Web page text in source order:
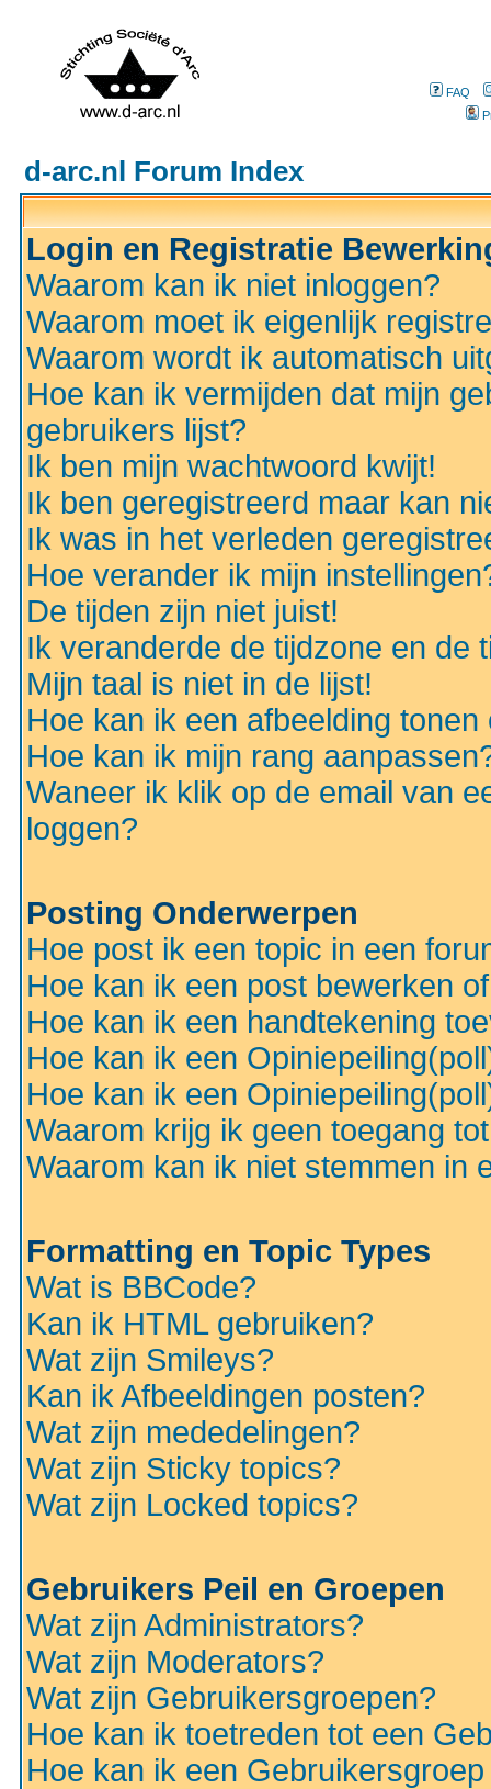
FAQ
d-arc.nl Forum Index
Login en Registratie
Waarom kan ik niet inloggen?
Waarom moet ik eigenlijk
Waarom wordt ik automatisch
Hoe kan ik vermijden dat mijn
gebruikers lijst?
Ik ben mijn wachtwoord kwijt!
Ik ben geregistreerd maar kan
Ik was in het verleden
Hoe verander ik mijn
De tijden zijn niet juist!
Ik veranderde de tijdzone en de
Mijn taal is niet in de lijst!
Hoe kan ik een afbeelding
Hoe kan ik mijn rang
Waneer ik klik op de email van
loggen?
Posting Onderwerpen
Hoe post ik een topic in een
Hoe kan ik een post bewerken
Hoe kan ik een handtekening
Hoe kan ik een
Hoe kan ik een
Waarom krijg ik geen toegang
Waarom kan ik niet stemmen in
Formatting en Topic Types
Wat is BBCode?
Kan ik HTML gebruiken?
Wat zijn Smileys?
Kan ik Afbeeldingen posten?
Wat zijn mededelingen?
Wat zijn Sticky topics?
Wat zijn Locked topics?
Gebruikers Peil en Groepen
Wat zijn Administrators?
Wat zijn Moderators?
Wat zijn Gebruikersgroepen?
Hoe kan ik toetreden tot een
Hoe kan ik een